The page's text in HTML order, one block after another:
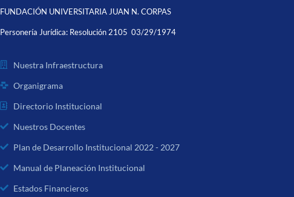
FUNDACIÓN UNIVERSITARIA JUAN N. CORPAS
Personería Jurídica: Resolución 2105 03/29/1974
Nuestra Infraestructura
Organigrama
Directorio Institucional
Nuestros Docentes
Plan de Desarrollo Institucional 2022 - 2027
Manual de Planeación Institucional
Estados Financieros